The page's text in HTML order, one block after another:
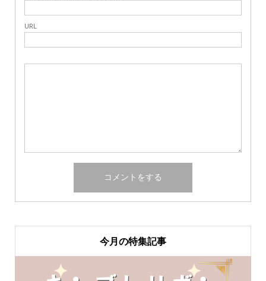
URL
今月の特集記事